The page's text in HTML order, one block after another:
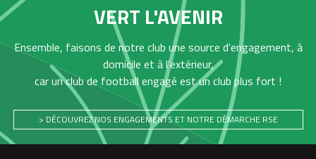
VERT L'AVENIR
Ensemble, faisons de notre club une source d'engagement, à
domicile et à l'extérieur,
car un club de football engagé est un club plus fort !
> DÉCOUVREZ NOS ENGAGEMENTS ET NOTRE DÉMARCHE RSE